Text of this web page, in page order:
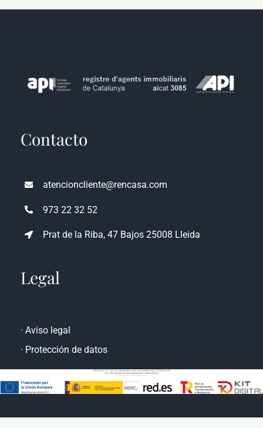
atencioncliente@rencasa.com
973 22 32 52
· Aviso legal
·Protección de datos